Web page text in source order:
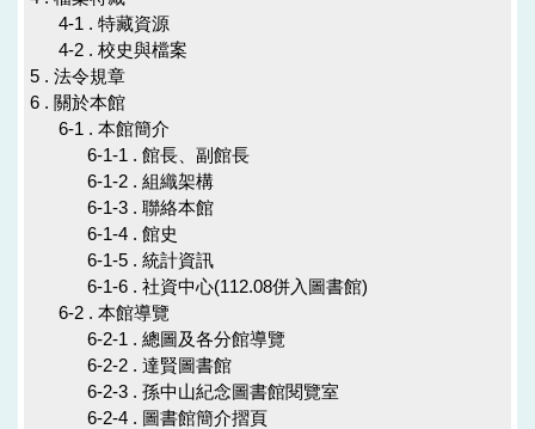
4-1 . 特藏資源
4-2 . 校史與檔案
5 . 法令規章
6 . 關於本館
6-1 . 本館簡介
6-1-1 . 館長、副館長
6-1-2 . 組織架構
6-1-3 . 聯絡本館
6-1-4 . 館史
6-1-5 . 統計資訊
6-1-6 . 社資中心(112.08併入圖書館)
6-2 . 本館導覽
6-2-1 . 總圖及各分館導覽
6-2-2 . 達賢圖書館
6-2-3 . 孫中山紀念圖書館閱覽室
6-2-4 . 圖書館簡介摺頁